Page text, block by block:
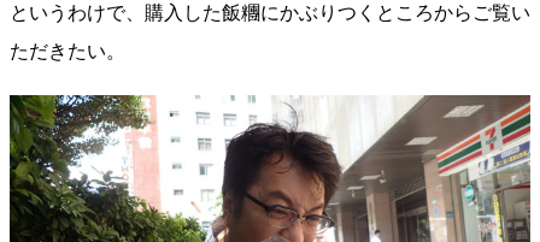
というわけで、購入した飯糰にかぶりつくところからご覧い
ただきたい。